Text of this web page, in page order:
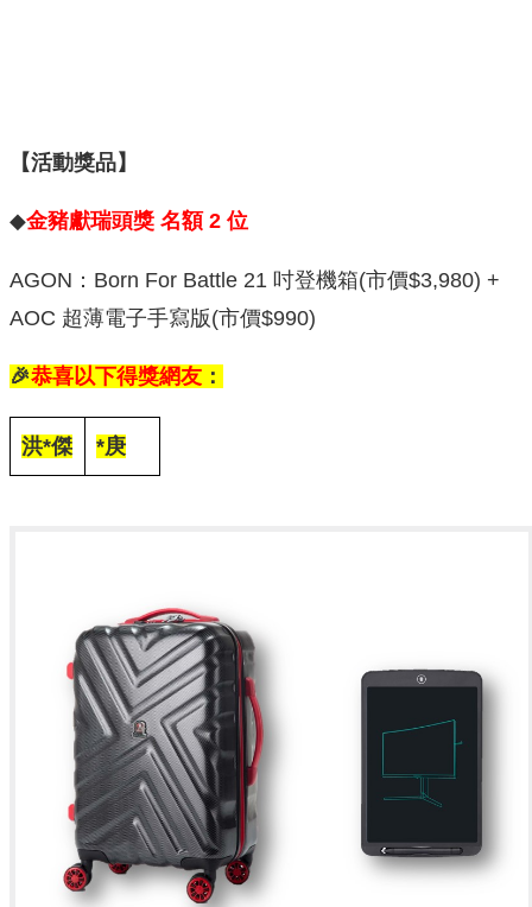
【活動獎品】
◆金豬獻瑞頭獎 名額 2 位
AGON：Born For Battle 21 吋登機箱(市價$3,980) +
AOC 超薄電子手寫版(市價$990)
🎉恭喜以下得獎網友 ：
洪*傑 *庚